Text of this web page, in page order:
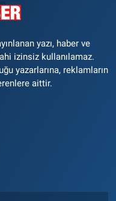
yazı, haber ve
izinsiz kullanılamaz.
yazarlarına, reklamların
aittir.